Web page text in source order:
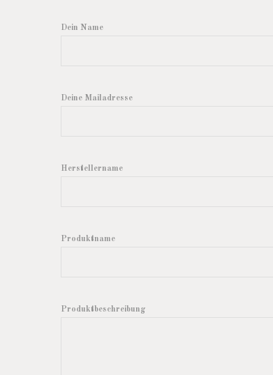
Dein Name
Deine Mailadresse
Herstellername
Produktname
Produktbeschreibung